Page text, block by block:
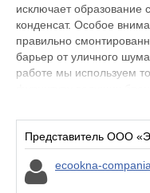
исключает образование
конденсат. Особое
правильно
барьер от уличного
работе мы используем
устойчивые к
Ваш комфорт, тепло и
главная работа и высшая
Представитель ООО
ecookna-compania